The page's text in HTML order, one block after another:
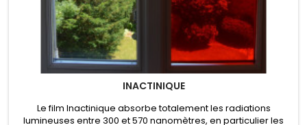
INACTINIQUE
Le film Inactinique absorbe totalement les radiations
lumineuses entre 300 et 570 nanomètres, en particulier les